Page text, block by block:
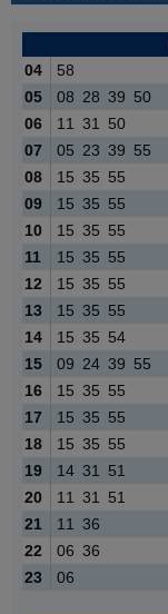
04
58
05
08 28 39 50
06
11 31 50
07
05 23 39 55
08
15 35 55
09
15 35 55
10
15 35 55
11
15 35 55
12
15 35 55
13
15 35 55
14
15 35 54
15
09 24 39 55
16
15 35 55
17
15 35 55
18
15 35 55
19
14 31 51
20
11 31 51
21
11 36
22
06 36
23
06